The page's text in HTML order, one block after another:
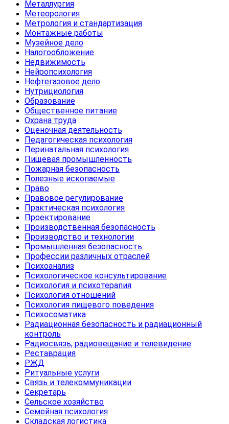
Металлургия
Метеорология
Метрология и стандартизация
Монтажные работы
Музейное дело
Налогообложение
Недвижимость
Нейропсихология
Нефтегазовое дело
Нутрициология
Образование
Общественное питание
Охрана труда
Оценочная деятельность
Педагогическая психология
Перинатальная психология
Пищевая промышленность
Пожарная безопасность
Полезные ископаемые
Право
Правовое регулирование
Практическая психология
Проектирование
Производственная безопасность
Производство и технологии
Промышленная безопасность
Профессии различных отраслей
Психоанализ
Психологическое консультирование
Психология и психотерапия
Психология отношений
Психология пищевого поведения
Психосоматика
Радиационная безопасность и радиационный
контроль
Радиосвязь, радиовещание и телевидение
Реставрация
РЖД
Ритуальные услуги
Связь и телекоммуникации
Секретарь
Сельское хозяйство
Семейная психология
Складская логистика